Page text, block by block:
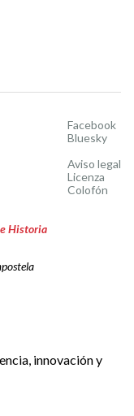
Facebook
Bluesky
Aviso legal
Licenza
Colofón
Historia